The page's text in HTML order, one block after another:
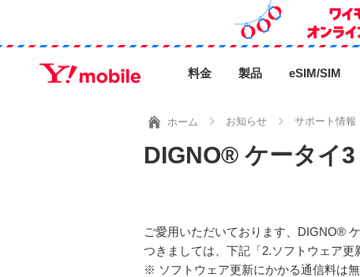
料金 製品 eSIM/SIM
ホーム お知らせ サポート情報
DIGNO® ケータイ
ご愛用いただいております、DIGNO®
つきましては、下記「2.ソフトウェア更
※ ソフトウェア更新にかかる通信料は無